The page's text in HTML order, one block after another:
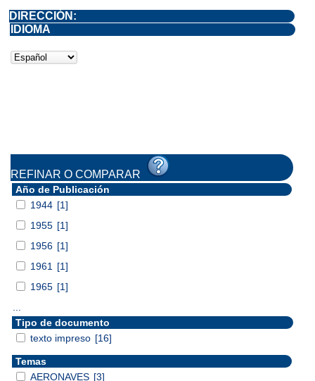
DIRECCIÓN:
IDIOMA
REFINAR O COMPARAR
Año de Publicación
1944 [1]
1955 [1]
1956 [1]
1961
[1]
1965 [1]
Tipo de documento
texto impreso [16]
Temas
AERONAVES [3]